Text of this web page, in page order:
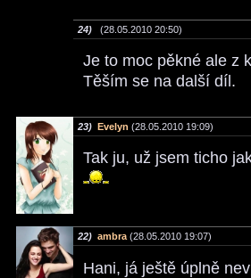
24) (28.05.2010 20:50)
Je to moc pěkné ale z
Těším se na další díl.
23) Evelyn (28.05.2010 19:09)
Tak ju, už jsem ticho
22) ambra(28.05.2010 19:07)
Hani, já ještě úplně